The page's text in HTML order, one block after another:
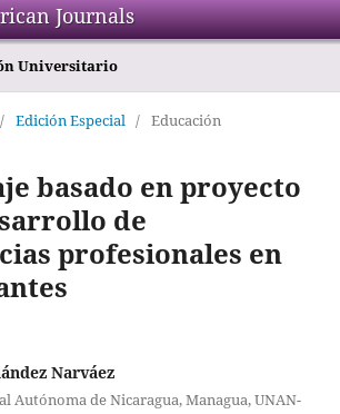
Journals
Universitario
/ Edición Especial / Educación
basado en proyecto
de
profesionales en
Narváez
Autónoma de Nicaragua, Managua, UNAN-